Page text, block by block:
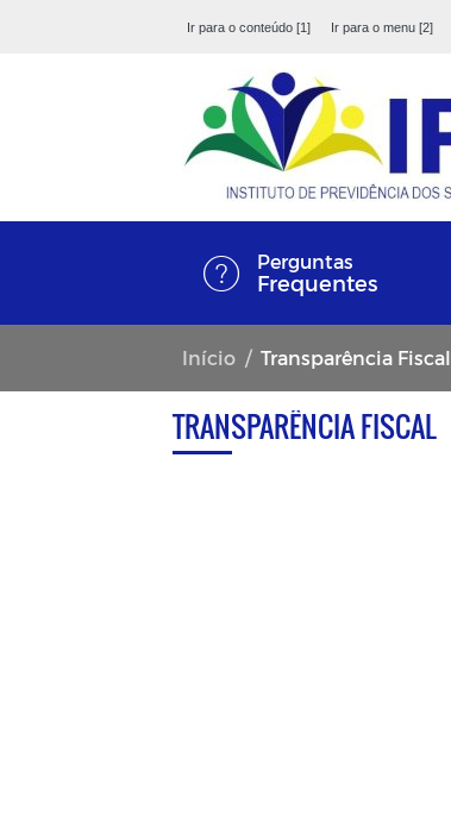
Ir para o conteúdo [1] Ir para o menu [2]
Perguntas
Frequentes
Início Transparência Fiscal
TRANSPARÊNCIA FISCAL